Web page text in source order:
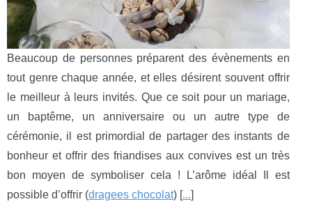
Beaucoup de personnes préparent des évènements en
tout genre chaque année, et elles désirent souvent offrir
le meilleur à leurs invités. Que ce soit pour un mariage,
un baptême, un anniversaire ou un autre type de
cérémonie, il est primordial de partager des instants de
bonheur et offrir des friandises aux convives est un très
bon moyen de symboliser cela ! L’arôme idéal Il est
possible d’offrir (dragees chocolat) [...]